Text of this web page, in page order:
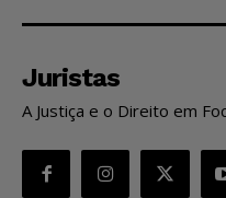
Juristas
A Justiça e o Direito em